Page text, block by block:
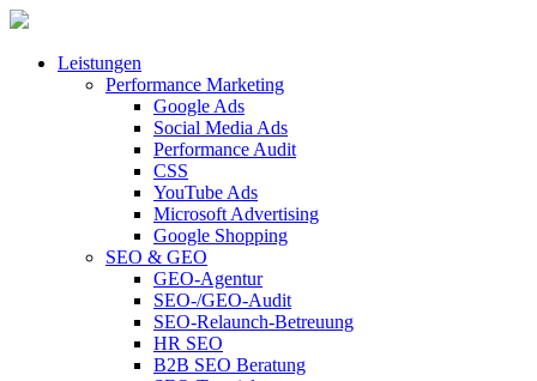
Leistungen
Performance Marketing
Google Ads
Social Media Ads
Performance Audit
CSS
YouTube Ads
Microsoft Advertising
Google Shopping
SEO & GEO
GEO-Agentur
SEO-/GEO-Audit
SEO-Relaunch-Betreuung
HR SEO
B2B SEO Beratung